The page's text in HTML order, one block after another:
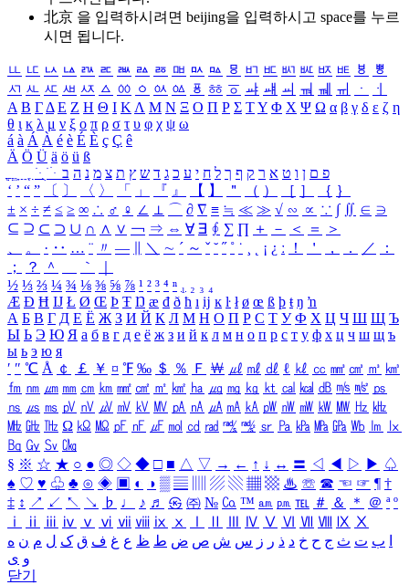
北京 을 입력하시려면 beijing을 입력하시고 space를 누르
시면 됩니다.
ㅥ ㅦ ㅧ ㅨ ㅩ ㅪ ㅫ ㅬ ㅭ ㅮ ㅯ ㅰ ㅱ ㅲ ㅳ ㅴ ㅵ ㅶ ㅷ ㅸ
ㅹ
ㅺ ㅻ ㅼ ㅽ ㅾ ㅿ ㆀ ㆁ ㆂ ㆃ ㆄ ㆅ ㆆ ㆇ ㆈ ㆉ ㆊ ㆋ ㆌ ㆍ
ㆎ
Α Β ΓΔ Ε Ζ Η Θ Ι ΚΛ Μ Ν Ξ Ο Π Ρ Σ ΤΥ Φ Χ Ψ Ω α β γ δ ε ζ η
θ ι κ λ μ ν ξ ο π ρ σ τ υ φ χ ψ ω
á à Á À é è É È ç Ç ê
Ä Ö Ü ä ö ü ß
ִֶֹ ֻּ ׁׂ פ ם ן ו ט א ר ק ף ך ל ח י ע כ ג ד ש ץ ת צ מ נ ה ב
‘ ’ “ ” 〔 〕 〈 〉 「 」 『 』 【 】 ＂ （ ） ［ ］ ｛ ｝
± × ÷ ≠ ≤ ≥ ∞ ∴ ♂ ♀ ∠ ⊥ ⌒ ∂ ∇ ≡ ≒ ≪ ≫ √ ∽ ∝ ∵ ∫ ∬ ∈ ∋
⊆ ⊇ ⊂ ⊃ ∪ ∩ ∧ ∨ ￢ ⇒ ⇔ ∀ ∃ ∮ ∑ ∏ ＋ － ＜ ＝
＞
、
。 · ‥ … ¨ 〃 ― ＼ ∼ ´ ～ ˇ ˘ ˝ ˚ ˙ ¸ ¡ ¿ ː ！ ＇ ， ． ／
：
；
？ ＾ ｀
½ ⅓ ⅔ ¼ ¾ ⅛ ⅜ ⅝ ⅞ ¹ ² ³ ⁴ ⁿ ₁ ₂ ₃ ₄
Æ Ð Ħ Ĳ Ł Ø Œ Þ Ŧ Ŋ æ đ ð ħ ı ĳ ĸ ŀ ł ø œ ß þ ŧ ŋ ŉ
А Б В Г Д Е Ё Ж З И Й К Л М Н О П Р С Т У Ф Х Ц Ч Ш Щ Ъ
Ы Ь Э Ю Я а б в г д е ё ж з и й к л м н о п р с т у ф х ц ч ш щ ъ
ы ь э ю я
′ ″ ℃ Å ￠ ￡ ￥ ¤ ℉ ‰ ＄ ％ Ｆ ￦ ㎕ ㎖ ㎗ ℓ ㎘ ㏄ ㎣ ㎤ ㎥ ㎦
㎙ ㎚ ㎛ ㎜ ㎝ ㎞ ㎟ ㎠ ㎡ ㎢ ㏊ ㎍ ㎎ ㎏ ㏏ ㎈ ㎉ ㏈ ㎧ ㎨ ㎰
㎱ ㎲ ㎳ ㎴ ㎵ ㎶ ㎷ ㎸ ㎹ ㎀ ㎁ ㎂ ㎃ ㎄ ㎺ ㎻ ㎽ ㎾ ㎿ ㎐ ㎑
㎒ ㎓ ㎔ Ω ㏀ ㏁ ㎊ ㎋ ㎌ ㏖ ㏅ ㎭ ㎮ ㎯ ㏛ ㎩ ㎪ ㎫ ㎬ ㏝ ㏐
㏓
㏃ ㏉ ㏜ ㏆
§ ※ ☆ ★ ○ ● ◎ ◇ ◆ □ ■ △ ▽ → ← ↑ ↓ ↔ 〓 ◁ ◀ ▷ ▶ ♤
♠ ♡ ♥ ♧ ♣ ⊙ ◈ ▣ ◐ ◑ ▒ ▤ ▨ ▧ ▦ ▩ ♨ ☏ ☎ ☜ ☞ ¶ †
‡ ↕ ↗ ↙ ↖ ↘ ♭ ♩ ♪ ♬ ㉿ ㈜ № ㏇ ™ ㏂ ㏘ ℡ ＃ ＆ ＊ ＠ ª º
ⅰ
ⅱ ⅲ ⅳ ⅴ ⅵ ⅶ ⅷ ⅸ ⅹ Ⅳ Ⅴ Ⅵ Ⅶ Ⅷ Ⅸ Ⅹ
ب ت ث ج ح خ د ذ ر ز س ش ص ض ط ظ ع غ ف ق ک ل م ن ه
و ی
닫기